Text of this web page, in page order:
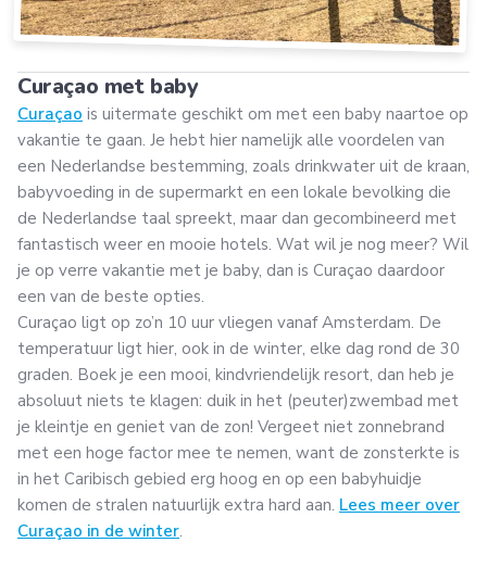
Curaçao met baby
Curaçao is uitermate geschikt om met een baby naartoe op
vakantie te gaan. Je hebt hier namelijk alle voordelen van
een Nederlandse bestemming, zoals drinkwater uit de kraan,
babyvoeding in de supermarkt en een lokale bevolking die
de Nederlandse taal spreekt, maar dan gecombineerd met
fantastisch weer en mooie hotels. Wat wil je nog meer? Wil
je op verre vakantie met je baby, dan is Curaçao daardoor
een van de beste opties.
Curaçao ligt op zo’n 10 uur vliegen vanaf Amsterdam. De
temperatuur ligt hier, ook in de winter, elke dag rond de 30
graden. Boek je een mooi, kindvriendelijk resort, dan heb je
absoluut niets te klagen: duik in het (peuter)zwembad met
je kleintje en geniet van de zon! Vergeet niet zonnebrand
met een hoge factor mee te nemen, want de zonsterkte is
in het Caribisch gebied erg hoog en op een babyhuidje
komen de stralen natuurlijk extra hard aan. Lees meer over
Curaçao in de winter.